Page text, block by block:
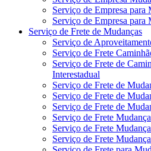
Serviço de Empresa para
Serviço de Empresa para
Serviço de Frete de Mudanças
Serviço de
Serviço de Frete
Serviço de Frete de
Interestadual
Serviço de Frete de
Serviço de Frete de
Serviço de Frete de
Serviço de Frete Mudança
Serviço de Frete
Serviço de Frete